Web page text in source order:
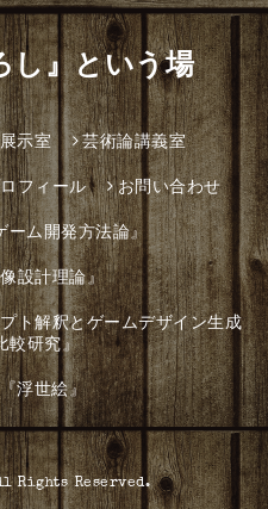
し』という場
示室 芸術論講義室
フィール お問い合わせ
ム開発方法論』
設計理論』
ト解釈とゲームデザイン生成
較研究』
浮世絵』
Rights Reserved.